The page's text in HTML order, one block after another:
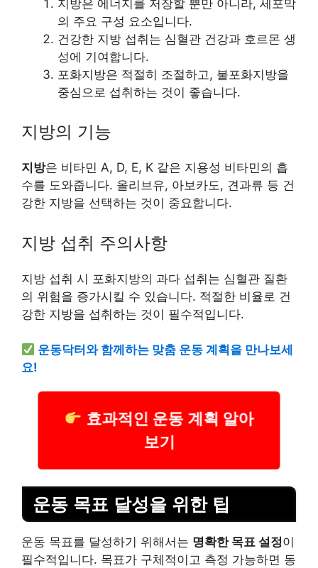
지방은 에너지를 저장할 뿐만 아니라, 세포막
의 주요 구성 요소입니다.
건강한 지방 섭취는 심혈관 건강과 호르몬 생
성에 기여합니다.
포화지방은 적절히 조절하고, 불포화지방을
중심으로 섭취하는 것이 좋습니다.
지방의 기능
지방은 비타민 A, D, E, K 같은 지용성 비타민의 흡
수를 도와줍니다. 올리브유, 아보카도, 견과류 등 건
강한 지방을 선택하는 것이 중요합니다.
지방 섭취 주의사항
지방 섭취 시 포화지방의 과다 섭취는 심혈관 질환
의 위험을 증가시킬 수 있습니다. 적절한 비율로 건
강한 지방을 섭취하는 것이 필수적입니다.
운동닥터와 함께하는 맞춤 운동 계획을 만나보세
요!
효과적인 운동 계획 알아
보기
운동 목표 달성을 위한 팁
운동 목표를 달성하기 위해서는 명확한 목표 설정이
필수적입니다. 목표가 구체적이고 측정 가능하면 동